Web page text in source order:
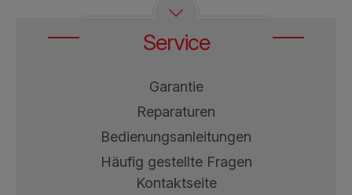
Service
Garantie
Reparaturen
Bedienungsanleitungen
Häufig gestellte Fragen
Kontaktseite